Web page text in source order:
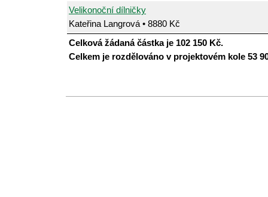
Velikonoční dílničky
Kateřina Langrová • 8880 Kč
Celková žádaná částka je 102 150 Kč.
Celkem je rozdělováno v projektovém kole 53